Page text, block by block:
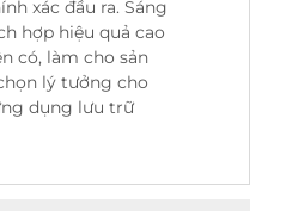
xác đầu ra. Sáng
hợp hiệu quả cao
có, làm cho sản
lý tưởng cho
dụng lưu trữ